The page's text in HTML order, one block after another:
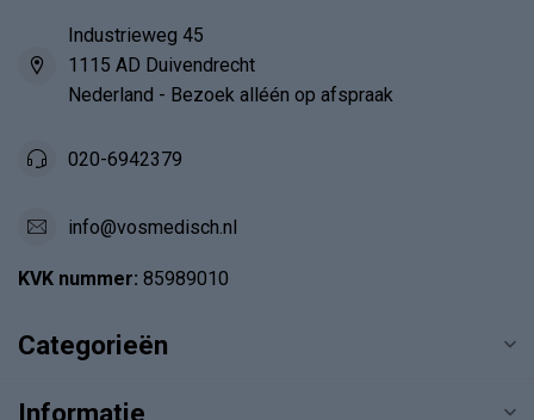
Industrieweg 45
1115 AD Duivendrecht
Nederland - Bezoek alléén op afspraak
020-6942379
info@vosmedisch.nl
KVK nummer: 85989010
Categorieën
Informatie